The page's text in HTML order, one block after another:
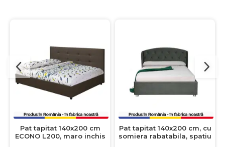
Pat tapitat 140x200 cm
ECONO L200, maro inchis
Pat tapitat 140x200 cm, cu
somiera rabatabila, spatiu